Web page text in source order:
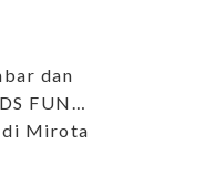
dan
FUN…
di Mirota